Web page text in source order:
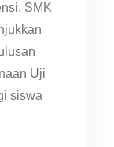
SMK
Uji
siswa